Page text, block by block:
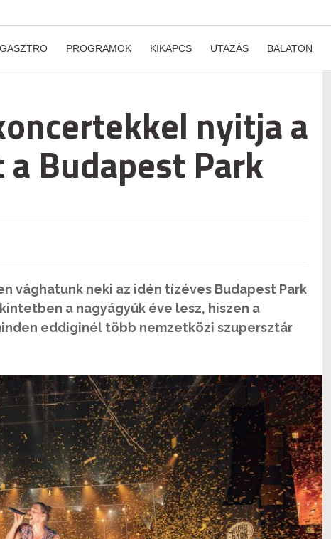
GASZTRO PROGRAMOK KIKAPCS UTAZÁS BALATON
nyitja a
Budapest Park
vághatunk neki az idén tízéves Budapest Park
a nagyágyúk éve lesz, hiszen a
eddiginél több nemzetközi szupersztár